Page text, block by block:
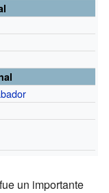
un importante